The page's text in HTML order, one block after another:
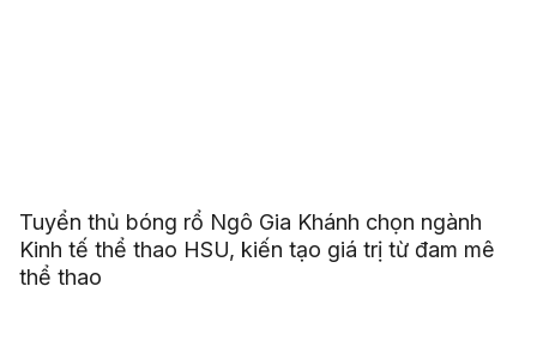
Tuyển thủ bóng rổ Ngô Gia Khánh chọn ngành
Kinh tế thể thao HSU, kiến tạo giá trị từ đam mê
thể thao